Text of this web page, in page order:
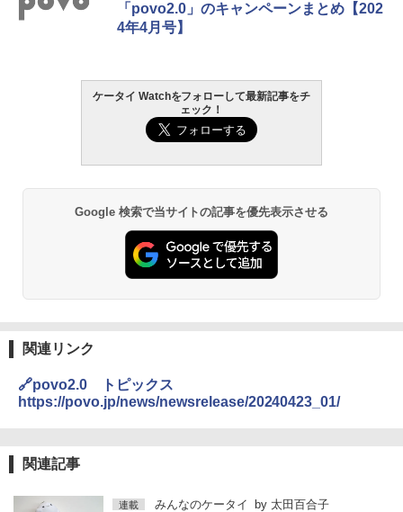
「povo2.0」のキャンペーンまとめ【202
4年4月号】
ケータイ Watchをフォローして最新記事をチ
ェック！
Google 検索で当サイトの記事を優先表示させる
関連リンク
🔗povo2.0 トピックス
https://povo.jp/news/newsrelease/20240423_01/
関連記事
連載 みんなのケータイ by 太田百合子